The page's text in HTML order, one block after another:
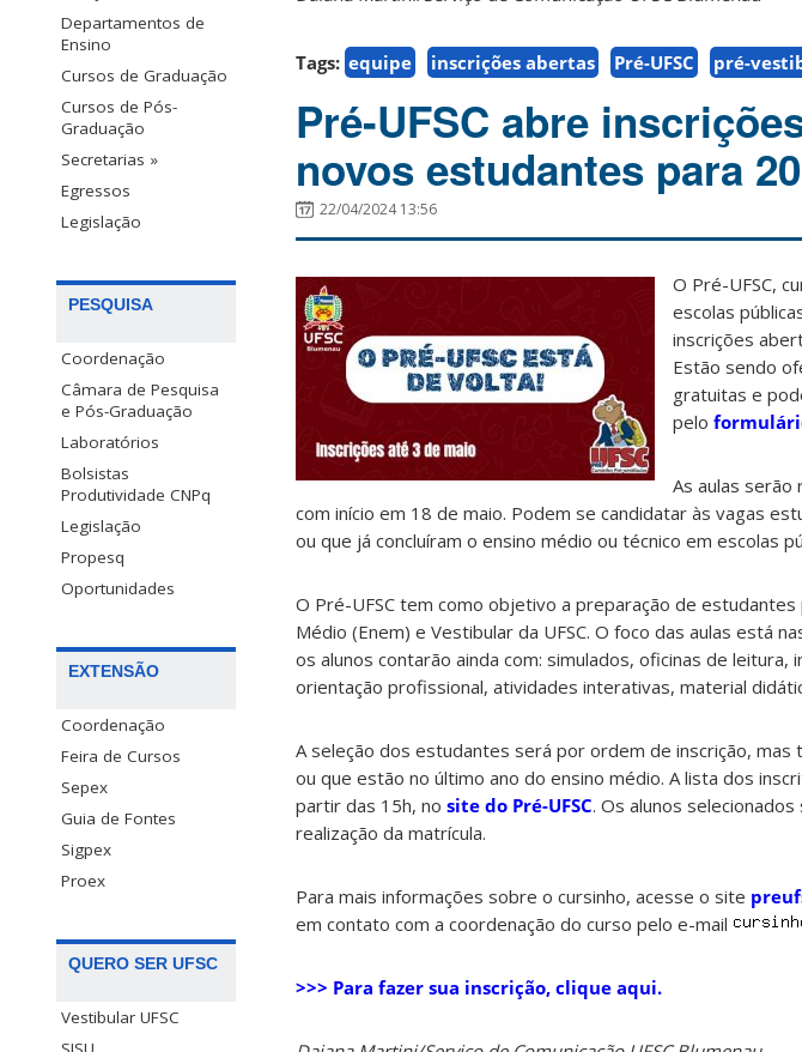
Departamentos de
Ensino
Cursos de Graduação
Cursos de Pós-
Graduação
Secretarias »
Egressos
Legislação
PESQUISA
Coordenação
Câmara de Pesquisa
e Pós-Graduação
Laboratórios
Bolsistas
Produtividade CNPq
Legislação
Propesq
Oportunidades
EXTENSÃO
Coordenação
Feira de Cursos
Sepex
Guia de Fontes
Sigpex
Proex
QUERO SER UFSC
Vestibular UFSC
Tags: equipe inscrições abertas Pré-UFSC pré-
Pré-UFSC abre
novos estudantes para
22/04/2024 13:56
O Pré-UFSC,
escolas
inscrições
Estão sendo
gratuitas e
pelo
As aulas serão
com início em 18 de maio. Podem se candidatar às vagas
ou que já concluíram o ensino médio ou técnico em escolas
O Pré-UFSC tem como objetivo a preparação de
Médio (Enem) e Vestibular da UFSC. O foco das aulas está
os alunos contarão ainda com: simulados, oficinas de
orientação profissional, atividades interativas, material
A seleção dos estudantes será por ordem de inscrição,
ou que estão no último ano do ensino médio. A lista dos
partir das 15h, no site do Pré-UFSC. Os alunos
realização da matrícula.
Para mais informações sobre o cursinho, acesse o site
em contato com a coordenação do curso pelo e-mail
>>> Para fazer sua inscrição, clique aqui.